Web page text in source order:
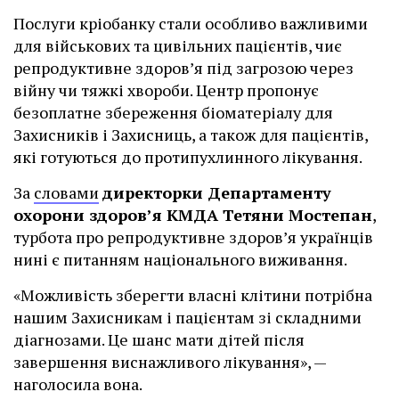
Послуги кріобанку стали особливо важливими
для військових та цивільних пацієнтів, чиє
репродуктивне здоров’я під загрозою через
війну чи тяжкі хвороби. Центр пропонує
безоплатне збереження біоматеріалу для
Захисників і Захисниць, а також для пацієнтів,
які готуються до протипухлинного лікування.
За словамидиректорки Департаменту
охорони здоров’я КМДА Тетяни Мостепан,
турбота про репродуктивне здоров’я українців
нині є питанням національного виживання.
«Можливість зберегти власні клітини потрібна
нашим Захисникам і пацієнтам зі складними
діагнозами. Це шанс мати дітей після
завершення виснажливого лікування», —
наголосила вона.